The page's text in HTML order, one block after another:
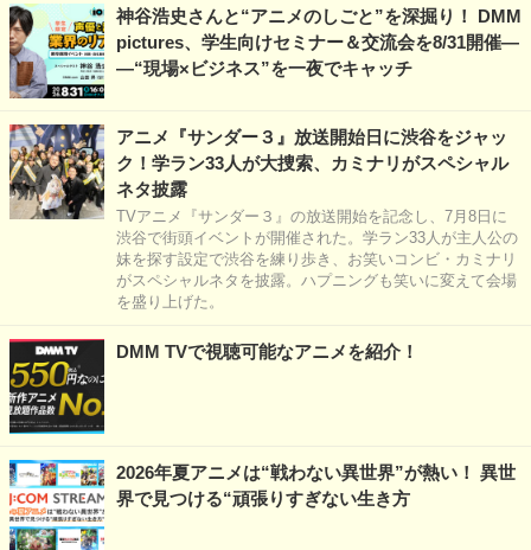
神谷浩史さんと“アニメのしごと”を深掘り！ DMM
pictures、学生向けセミナー＆交流会を8/31開催―
―“現場×ビジネス”を一夜でキャッチ
アニメ『サンダー３』放送開始日に渋谷をジャッ
ク！学ラン33人が大捜索、カミナリがスペシャル
ネタ披露
TVアニメ『サンダー３』の放送開始を記念し、7月8日に
渋谷で街頭イベントが開催された。学ラン33人が主人公の
妹を探す設定で渋谷を練り歩き、お笑いコンビ・カミナリ
がスペシャルネタを披露。ハプニングも笑いに変えて会場
を盛り上げた。
DMM TVで視聴可能なアニメを紹介！
2026年夏アニメは“戦わない異世界”が熱い！ 異世
界で見つける“頑張りすぎない生き方